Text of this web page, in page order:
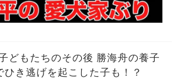
どもたちのその後 勝海舟の養子
ひき逃げを起こした子も！？